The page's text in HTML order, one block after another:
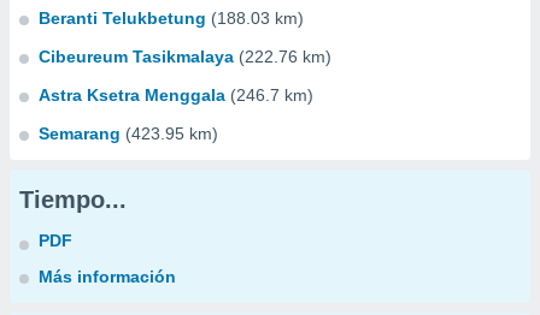
Beranti Telukbetung (188.03 km)
Cibeureum Tasikmalaya (222.76 km)
Astra Ksetra Menggala (246.7 km)
Semarang (423.95 km)
Tiempo...
PDF
Más información